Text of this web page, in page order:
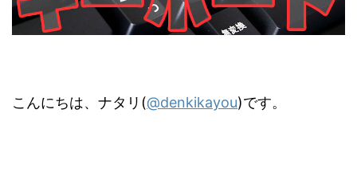
こんにちは、ナタリ(@denkikayou)です。